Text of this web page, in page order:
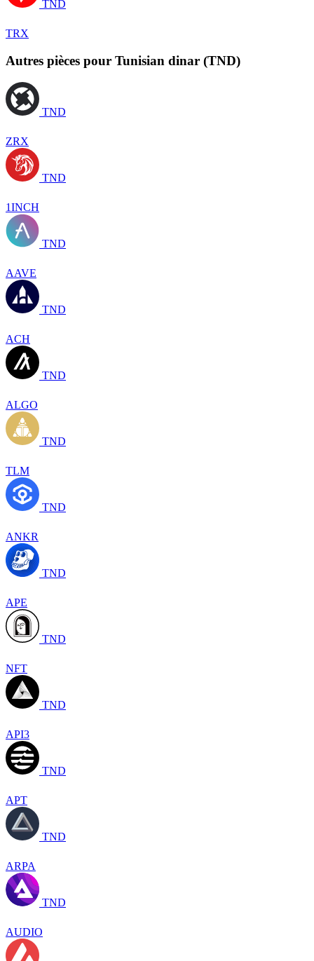
TND
TRX
Autres pièces pour Tunisian dinar (TND)
TND
ZRX
TND
1INCH
TND
AAVE
TND
ACH
TND
ALGO
TND
TLM
TND
ANKR
TND
APE
TND
NFT
TND
API3
TND
APT
TND
ARPA
TND
AUDIO